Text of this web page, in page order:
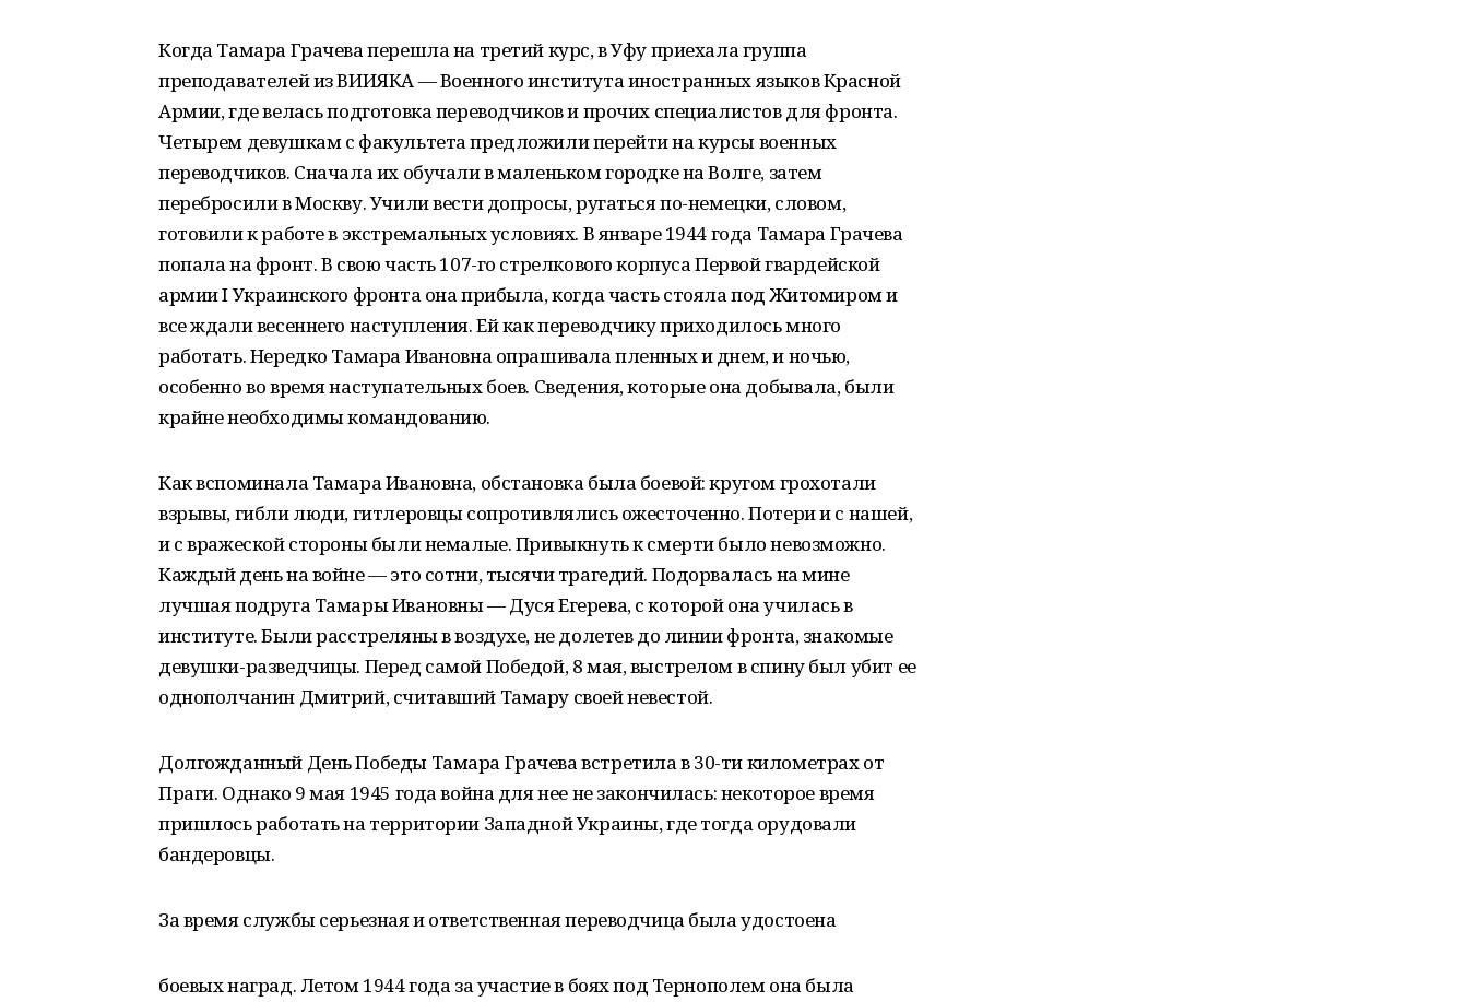
Когда Тамара Грачева перешла на третий курс, в Уфу приехала группа
преподавателей из ВИИЯКА — Военного института иностранных языков Красной
Армии, где велась подготовка переводчиков и прочих специалистов для фронта.
Четырем девушкам с факультета предложили перейти на курсы военных
переводчиков. Сначала их обучали в маленьком городке на Волге, затем
перебросили в Москву. Учили вести допросы, ругаться по-немецки, словом,
готовили к работе в экстремальных условиях. В январе 1944 года Тамара Грачева
попала на фронт. В свою часть 107-го стрелкового корпуса Первой гвардейской
армии I Украинского фронта она прибыла, когда часть стояла под Житомиром и
все ждали весеннего наступления. Ей как переводчику приходилось много
работать. Нередко Тамара Ивановна опрашивала пленных и днем, и ночью,
особенно во время наступательных боев. Сведения, которые она добывала, были
крайне необходимы командованию.
Как вспоминала Тамара Ивановна, обстановка была боевой: кругом грохотали
взрывы, гибли люди, гитлеровцы сопротивлялись ожесточенно. Потери и с нашей,
и с вражеской стороны были немалые. Привыкнуть к смерти было невозможно.
Каждый день на войне — это сотни, тысячи трагедий. Подорвалась на мине
лучшая подруга Тамары Ивановны — Дуся Егерева, с которой она училась в
институте. Были расстреляны в воздухе, не долетев до линии фронта, знакомые
девушки-разведчицы. Перед самой Победой, 8 мая, выстрелом в спину был убит ее
однополчанин Дмитрий, считавший Тамару своей невестой.
Долгожданный День Победы Тамара Грачева встретила в 30-ти километрах от
Праги. Однако 9 мая 1945 года война для нее не закончилась: некоторое время
пришлось работать на территории Западной Украины, где тогда орудовали
бандеровцы.
За время службы серьезная и ответственная переводчица была удостоена
боевых наград. Летом 1944 года за участие в боях под Тернополем она была